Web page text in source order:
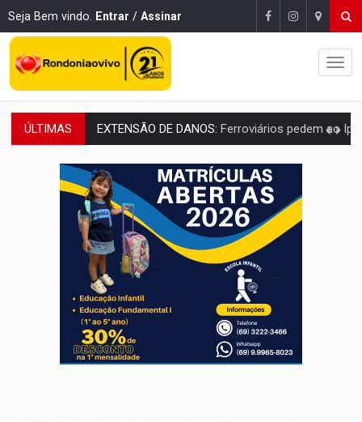
Seja Bem vindo. Entrar / Assinar
ÚLTIMAS EXTENSÃO DE DANOS: Ferroviários pedem ao Iphan recuperação de área
VARIANDO O CARDÁPIO:Veja essa receita de carne assada para o
PREJUÍZO AOS ESTUDANTES: Greve dos professores em PVH é
POSSESSÃO DE DEBORAH LOGAN: Terror mistura mistério e filmagens
TRANSPARÊNCIA:TCE reúne candidatos ao Governo e apresenta
ELAS DECIDEM: Mulheres são maioria e representam 52% do eleitorado de
NO CARRO: Homem é preso com pistola 9mm durante abordagem da Força
TRÁGICO: Pai do 'Xandy Motocross' morre em